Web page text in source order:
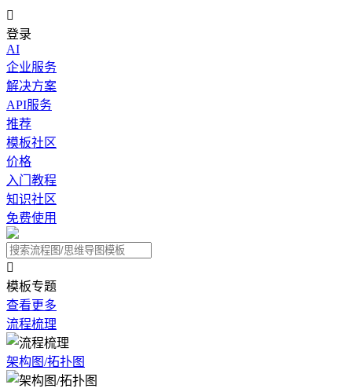

登录
AI
企业服务
解决方案
API服务
推荐
模板社区
价格
入门教程
知识社区
免费使用

模板专题
查看更多
流程梳理
架构图/拓扑图